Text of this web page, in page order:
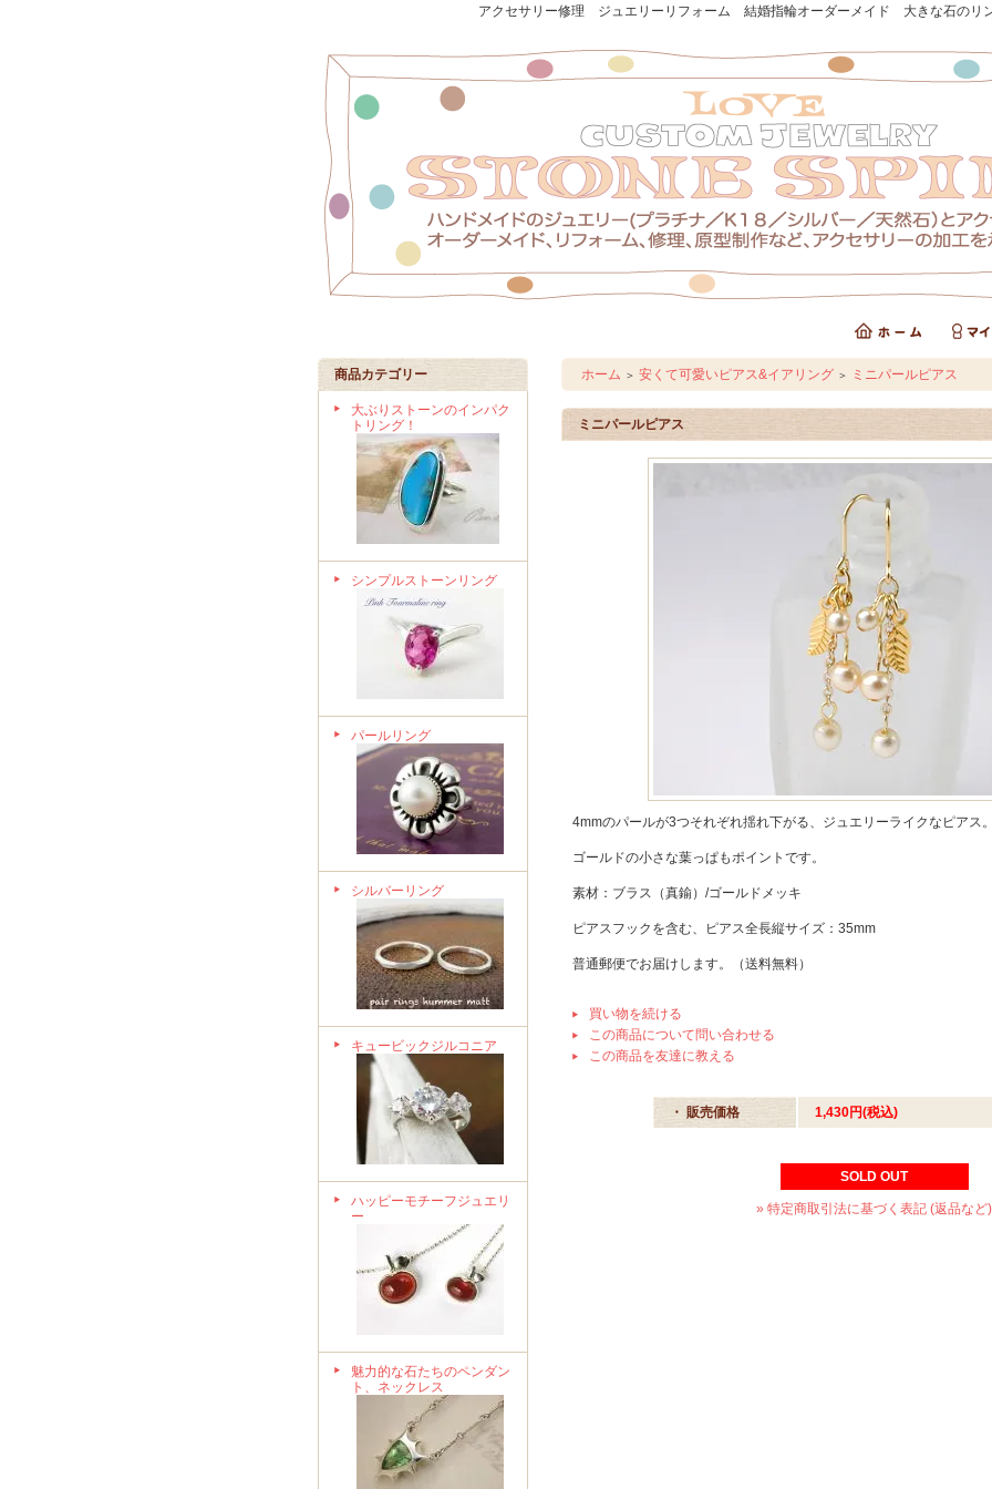
アクセサリー修理 ジュエリーリフォーム 結婚指輪オーダーメイド 大きな石のリ
商品カテゴリー
大ぶりストーンのインパク
トリング！
シンプルストーンリング
パールリング
シルバーリング
キュービックジルコニア
ハッピーモチーフジュエリ
ー
魅力的な石たちのペンダン
ト、ネックレス
ホーム ＞ 安くて可愛いピアス&イアリング ＞ ミニパールピアス
ミニパールピアス
4mmのパールが3つそれぞれ揺れ下がる、ジュエリーライクなピアス
ゴールドの小さな葉っぱもポイントです。
素材：ブラス（真鍮）/ゴールドメッキ
ピアスフックを含む、ピアス全長縦サイズ：35mm
普通郵便でお届けします。（送料無料）
買い物を続ける
この商品について問い合わせる
この商品を友達に教える
・ 販売価格 1,430円(税込)
SOLD OUT
» 特定商取引法に基づく表記 (返品など)